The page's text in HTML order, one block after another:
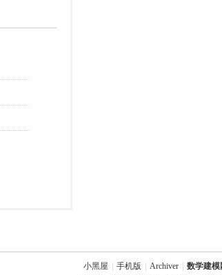
小黑屋 手机版 Archiver 数学建模